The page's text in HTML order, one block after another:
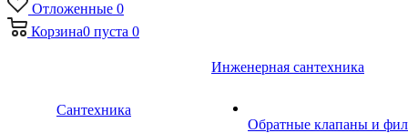
Отложенные 0
Корзина0 пуста 0
Сантехника
Инженерная сантехника
Обратные клапаны и